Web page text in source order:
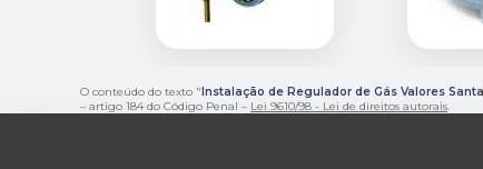
O conteúdo do texto " Instalação de Regulador de Gás Valores
– artigo 184 do Código Penal – Lei 9610/98 - Lei de direitos autorais.